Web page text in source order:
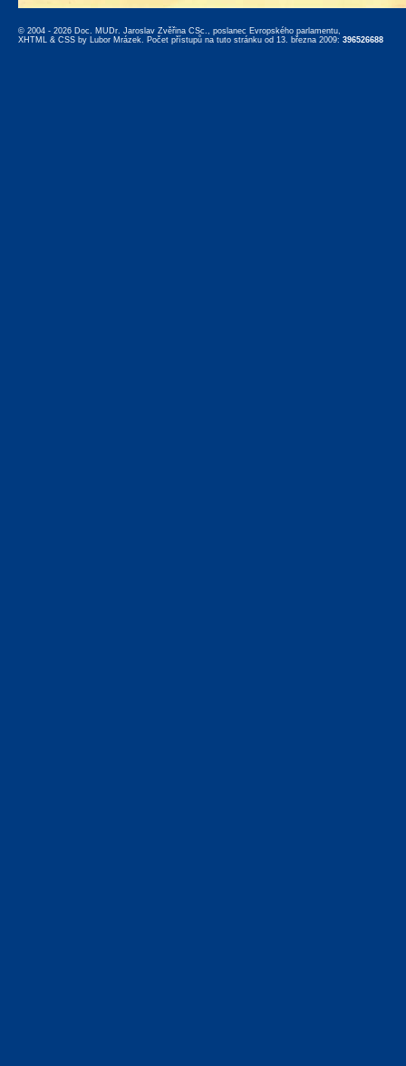
© 2004 - 2026 Doc. MUDr. Jaroslav Zvěřina CSc., poslanec Evropského parlamentu,
XHTML & CSS by Lubor Mrázek. Počet přístupů na tuto stránku od 13. března 2009: 396526688